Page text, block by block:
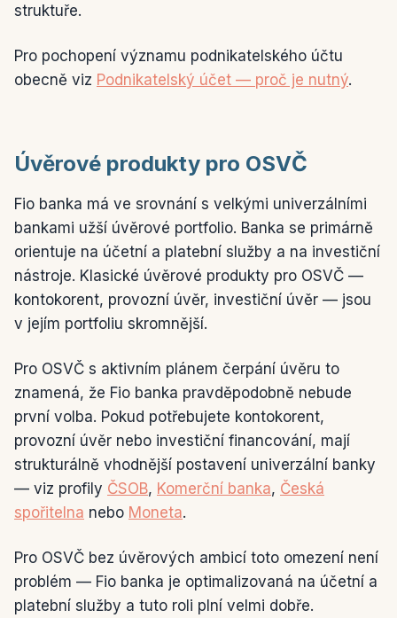
struktuře.
Pro pochopení významu podnikatelského účtu
obecně viz Podnikatelský účet — proč je nutný.
Úvěrové produkty pro OSVČ
Fio banka má ve srovnání s velkými univerzálními
bankami užší úvěrové portfolio. Banka se primárně
orientuje na účetní a platební služby a na investiční
nástroje. Klasické úvěrové produkty pro OSVČ —
kontokorent, provozní úvěr, investiční úvěr — jsou
v jejím portfoliu skromnější.
Pro OSVČ s aktivním plánem čerpání úvěru to
znamená, že Fio banka pravděpodobně nebude
první volba. Pokud potřebujete kontokorent,
provozní úvěr nebo investiční financování, mají
strukturálně vhodnější postavení univerzální banky
— viz profily ČSOB, Komerční banka, Česká
spořitelna nebo Moneta.
Pro OSVČ bez úvěrových ambicí toto omezení není
problém — Fio banka je optimalizovaná na účetní a
platební služby a tuto roli plní velmi dobře.